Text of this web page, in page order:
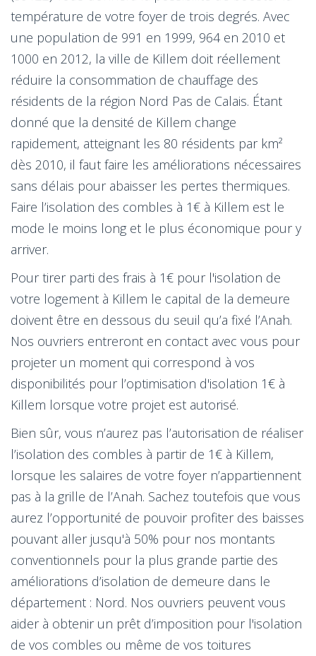
température de votre foyer de trois degrés. Avec
une population de 991 en 1999, 964 en 2010 et
1000 en 2012, la ville de Killem doit réellement
réduire la consommation de chauffage des
résidents de la région Nord Pas de Calais. Étant
donné que la densité de Killem change
rapidement, atteignant les 80 résidents par km²
dès 2010, il faut faire les améliorations nécessaires
sans délais pour abaisser les pertes thermiques.
Faire l’isolation des combles à 1€ à Killem est le
mode le moins long et le plus économique pour y
arriver.
Pour tirer parti des frais à 1€ pour l'isolation de
votre logement à Killem le capital de la demeure
doivent être en dessous du seuil qu’a fixé l’Anah.
Nos ouvriers entreront en contact avec vous pour
projeter un moment qui correspond à vos
disponibilités pour l’optimisation d'isolation 1€ à
Killem lorsque votre projet est autorisé.
Bien sûr, vous n’aurez pas l’autorisation de réaliser
l’isolation des combles à partir de 1€ à Killem,
lorsque les salaires de votre foyer n’appartiennent
pas à la grille de l’Anah. Sachez toutefois que vous
aurez l’opportunité de pouvoir profiter des baisses
pouvant aller jusqu'à 50% pour nos montants
conventionnels pour la plus grande partie des
améliorations d’isolation de demeure dans le
département : Nord. Nos ouvriers peuvent vous
aider à obtenir un prêt d’imposition pour l'isolation
de vos combles ou même de vos toitures